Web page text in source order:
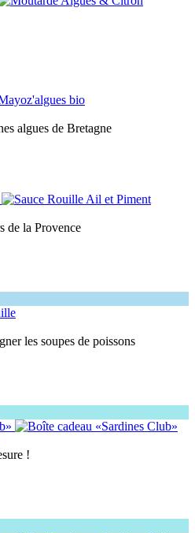
algues de Bretagne
de la Provence
les soupes de poissons
!